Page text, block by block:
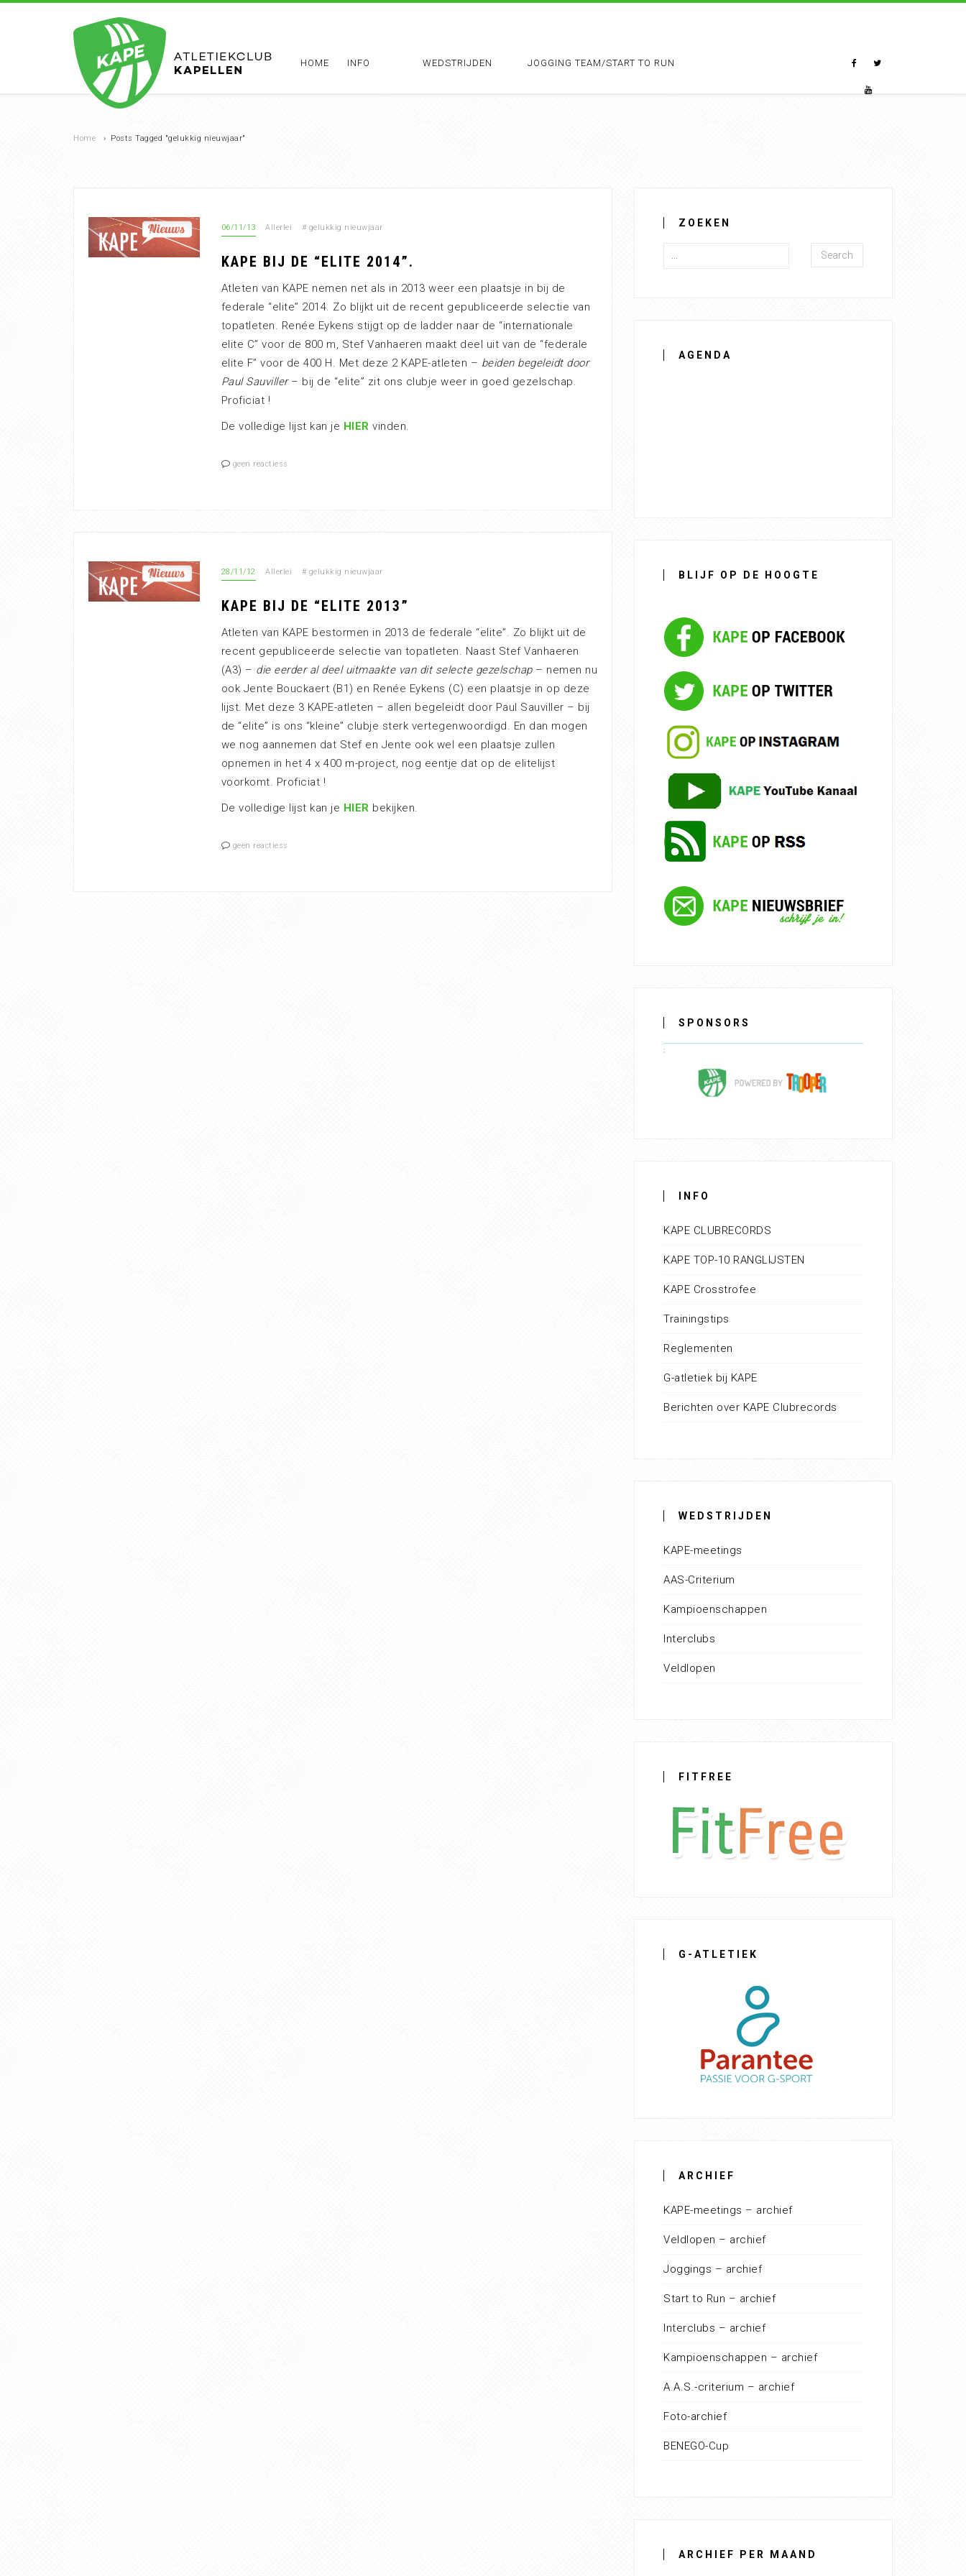
HOME INFO WEDSTRIJDEN JOGGING TEAM/START TO RUN
Home › Posts Tagged "gelukkig nieuwjaar"
06/11/13 Allerlei # gelukkig nieuwjaar
KAPE BIJ DE “ELITE 2014”.
Atleten van KAPE nemen net als in 2013 weer een plaatsje in bij de
federale “elite” 2014. Zo blijkt uit de recent gepubliceerde selectie van
topatleten. Renée Eykens stijgt op de ladder naar de “internationale
elite C” voor de 800 m, Stef Vanhaeren maakt deel uit van de “federale
elite F” voor de 400 H. Met deze 2 KAPE-atleten – beiden begeleidt door
Paul Sauviller– bij de “elite” zit ons clubje weer in goed gezelschap.
Proficiat !
De volledige lijst kan je HIER vinden.
geen reactiess
28/11/12 Allerlei # gelukkig nieuwjaar
KAPE BIJ DE “ELITE 2013”
Atleten van KAPE bestormen in 2013 de federale “elite”. Zo blijkt uit de
recent gepubliceerde selectie van topatleten. Naast Stef Vanhaeren
(A3) – die eerder al deel uitmaakte van dit selecte gezelschap– nemen nu
ook Jente Bouckaert (B1) en Renée Eykens (C) een plaatsje in op deze
lijst. Met deze 3 KAPE-atleten – allen begeleidt door Paul Sauviller – bij
de “elite” is ons “kleine” clubje sterk vertegenwoordigd. En dan mogen
we nog aannemen dat Stef en Jente ook wel een plaatsje zullen
opnemen in het 4 x 400 m-project, nog eentje dat op de elitelijst
voorkomt. Proficiat !
De volledige lijst kan je HIER bekijken.
geen reactiess
ZOEKEN
Search
AGENDA
BLIJF OP DE HOOGTE
SPONSORS
INFO
KAPE CLUBRECORDS
KAPE TOP-10 RANGLIJSTEN
KAPE Crosstrofee
Trainingstips
Reglementen
G-atletiek bij KAPE
Berichten over KAPE Clubrecords
WEDSTRIJDEN
KAPE-meetings
AAS-Criterium
Kampioenschappen
Interclubs
Veldlopen
FITFREE
G-ATLETIEK
ARCHIEF
KAPE-meetings – archief
Veldlopen – archief
Joggings – archief
Start to Run – archief
Interclubs – archief
Kampioenschappen – archief
A.A.S.-criterium – archief
Foto-archief
BENEGO-Cup
ARCHIEF PER MAAND